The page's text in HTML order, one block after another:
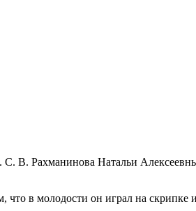
С. В. Рахманинова Натальи
что в молодости он играл на